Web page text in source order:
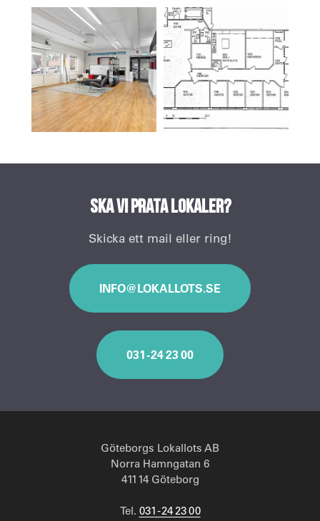
Ska vi prata lokaler?
Skicka ett mail eller ring!
INFO@LOKALLOTS.SE
031 - 24 23 00
Göteborgs Lokallots AB
Norra Hamngatan 6
411 14 Göteborg
Tel. 031 - 24 23 00